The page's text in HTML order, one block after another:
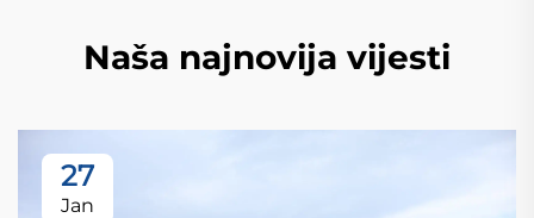
Naša najnovija vijesti
27
Jan